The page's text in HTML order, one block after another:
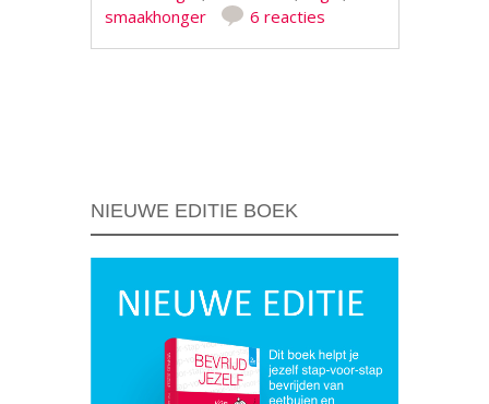
smaakhonger
6 reacties
NIEUWE EDITIE BOEK